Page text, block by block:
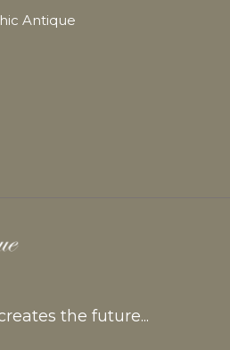
Antique
the future...